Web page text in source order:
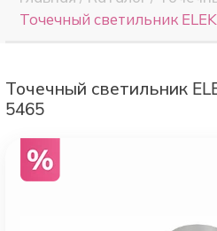
Точечный светильник
Точечный светильник
5465